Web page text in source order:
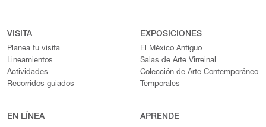
VISITA
Planea tu visita
Lineamientos
Actividades
Recorridos guiados
EXPOSICIONES
El México Antiguo
Salas de Arte Virreinal
Colección de Arte Contemporáneo
Temporales
EN LÍNEA APRENDE